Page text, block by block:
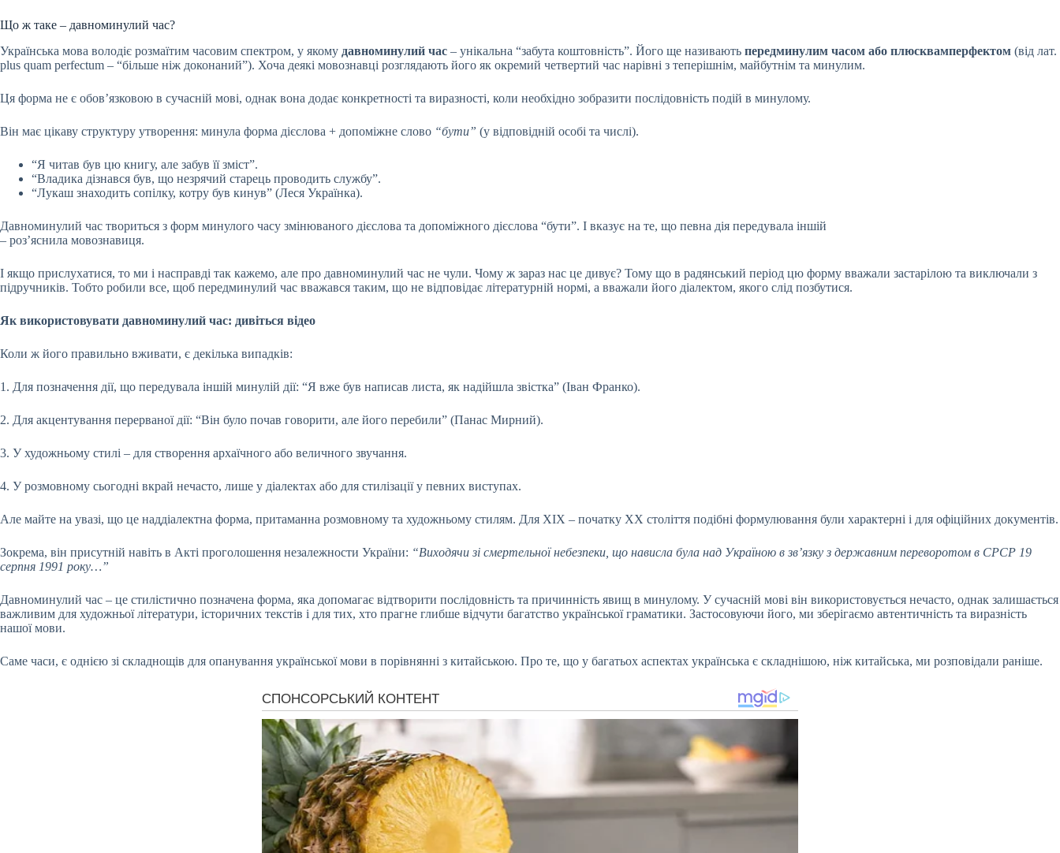
Що ж таке – давноминулий час?
Українська мова володіє розмаїтим часовим спектром, у якому давноминулий час – унікальна “забута коштовність”. Його ще називають передминулим часом або плюсквамперфектом (від лат.
plus quam perfectum – “більше ніж доконаний”). Хоча деякі мовознавці розглядають його як окремий четвертий час нарівні з теперішнім, майбутнім та минулим.
Ця форма не є обов’язковою в сучасній мові, однак вона додає конкретності та виразності, коли необхідно зобразити послідовність подій в минулому.
Він має цікаву структуру утворення: минула форма дієслова + допоміжне слово “бути” (у відповідній особі та числі).
“Я читав був цю книгу, але забув її зміст”.
“Владика дізнався був, що незрячий старець проводить службу”.
“Лукаш знаходить сопілку, котру був кинув” (Леся Українка).
Давноминулий час твориться з форм минулого часу змінюваного дієслова та допоміжного дієслова “бути”. І вказує на те, що певна дія передувала іншій
– роз’яснила мовознавиця.
І якщо прислухатися, то ми і насправді так кажемо, але про давноминулий час не чули. Чому ж зараз нас це дивує? Тому що в радянський період цю форму вважали застарілою та виключали з
підручників. Тобто робили все, щоб передминулий час вважався таким, що не відповідає літературній нормі, а вважали його діалектом, якого слід позбутися.
Як використовувати давноминулий час: дивіться відео
Коли ж його правильно вживати, є декілька випадків:
1. Для позначення дії, що передувала іншій минулій дії: “Я вже був написав листа, як надійшла звістка” (Іван Франко).
2. Для акцентування перерваної дії: “Він було почав говорити, але його перебили” (Панас Мирний).
3. У художньому стилі – для створення архаїчного або величного звучання.
4. У розмовному сьогодні вкрай нечасто, лише у діалектах або для стилізації у певних виступах.
Але майте на увазі, що це наддіалектна форма, притаманна розмовному та художньому стилям. Для XIX – початку XX століття подібні формулювання були характерні і для офіційних документів.
Зокрема, він присутній навіть в Акті проголошення незалежности України: “Виходячи зі смертельної небезпеки, що нависла була над Україною в зв’язку з державним переворотом в СРСР 19
серпня 1991 року…”
Давноминулий час – це стилістично позначена форма, яка допомагає відтворити послідовність та причинність явищ в минулому. У сучасній мові він використовується нечасто, однак залишається
важливим для художньої літератури, історичних текстів і для тих, хто прагне глибше відчути багатство української граматики. Застосовуючи його, ми зберігаємо автентичність та виразність
нашої мови.
Саме часи, є однією зі складнощів для опанування української мови в порівнянні з китайською. Про те, що у багатьох аспектах українська є складнішою, ніж китайська, ми розповідали раніше.